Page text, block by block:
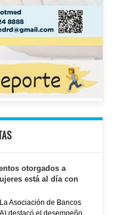
otorgados a
está al día con
Asociación de Bancos
destacó el desempeño